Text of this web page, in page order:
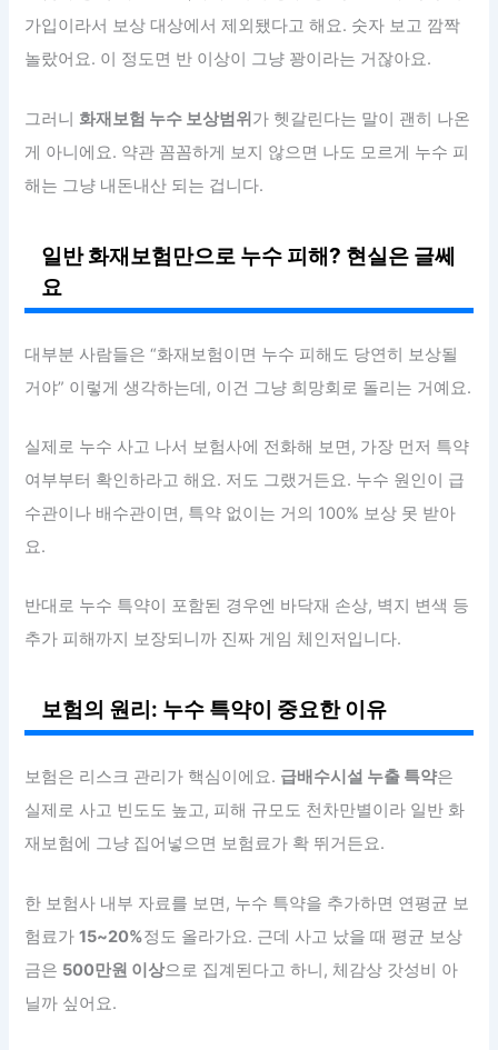
가입이라서 보상 대상에서 제외됐다고 해요. 숫자 보고 깜짝
놀랐어요. 이 정도면 반 이상이 그냥 꽝이라는 거잖아요.
그러니 화재보험 누수 보상범위 가 헷갈린다는 말이 괜히 나온
게 아니에요. 약관 꼼꼼하게 보지 않으면 나도 모르게 누수 피
해는 그냥 내돈내산 되는 겁니다.
일반 화재보험만으로 누수 피해? 현실은 글쎄
요
대부분 사람들은 “화재보험이면 누수 피해도 당연히 보상될
거야” 이렇게 생각하는데, 이건 그냥 희망회로 돌리는 거예요.
실제로 누수 사고 나서 보험사에 전화해 보면, 가장 먼저 특약
여부부터 확인하라고 해요. 저도 그랬거든요. 누수 원인이 급
수관이나 배수관이면, 특약 없이는 거의 100% 보상 못 받아
요.
반대로 누수 특약이 포함된 경우엔 바닥재 손상, 벽지 변색 등
추가 피해까지 보장되니까 진짜 게임 체인저입니다.
보험의 원리: 누수 특약이 중요한 이유
보험은 리스크 관리가 핵심이에요. 급배수시설 누출 특약은
실제로 사고 빈도도 높고, 피해 규모도 천차만별이라 일반 화
재보험에 그냥 집어넣으면 보험료가 확 뛰거든요.
한 보험사 내부 자료를 보면, 누수 특약을 추가하면 연평균 보
험료가15~20%정도 올라가요. 근데 사고 났을 때 평균 보상
금은 500만원 이상으로 집계된다고 하니, 체감상 갓성비 아
닐까 싶어요.